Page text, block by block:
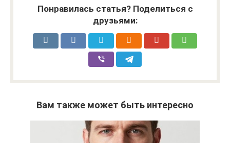
Понравилась статья? Поделиться с
друзьями:
Вам также может быть интересно